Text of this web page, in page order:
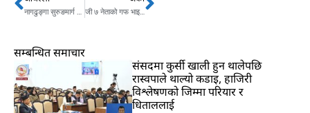
Prev नागढुङ्गा सुरुङमार्ग साउनदेखि खुल्ने, कति लाग्छ दस्तुर ?कसरी गर्ने यात्रा? जी ७ नेताको गफ भाइरल,मेलोनीले धूम्रपान त्यागिन्,घडी चर्चा,ट्रम्पले पाए उपहारNext
सम्बन्धित समाचार
संसदमा कुर्सी खाली हुन थालेपछि
रास्वपाले थाल्यो कडाइ, हाजिरी
विश्लेषणको जिम्मा परियार र
धिताललाई